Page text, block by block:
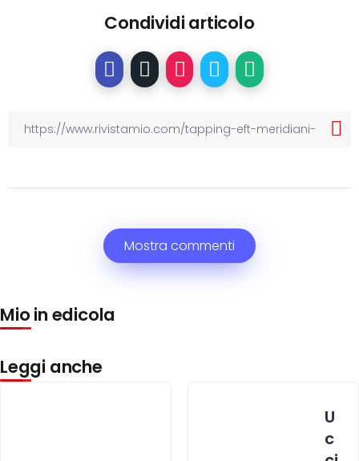
Condividi articolo
Mostra commenti
Mio in edicola
Leggi anche
U
c